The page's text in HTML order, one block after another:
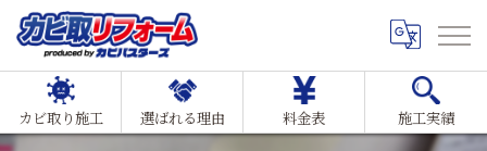
カビ取り施工 選ばれる理由 料金表 施工実績